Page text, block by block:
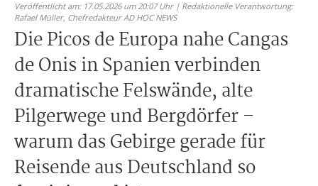
Veröffentlicht am: 17.05.2026 um 20:07 Uhr | Redaktionelle Verantwortung:
Rafael Müller, Chefredakteur AD HOC NEWS
Die Picos de Europa nahe Cangas
de Onis in Spanien verbinden
dramatische Felswände, alte
Pilgerwege und Bergdörfer –
warum das Gebirge gerade für
Reisende aus Deutschland so